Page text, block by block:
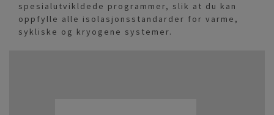
spesialutvikldede programmer, slik at du kan
oppfylle alle isolasjonsstandarder for varme,
sykliske og kryogene systemer.